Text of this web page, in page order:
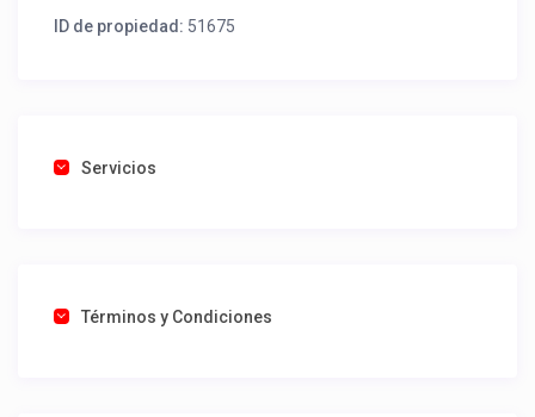
ID de propiedad: 51675
Servicios
Términos y Condiciones